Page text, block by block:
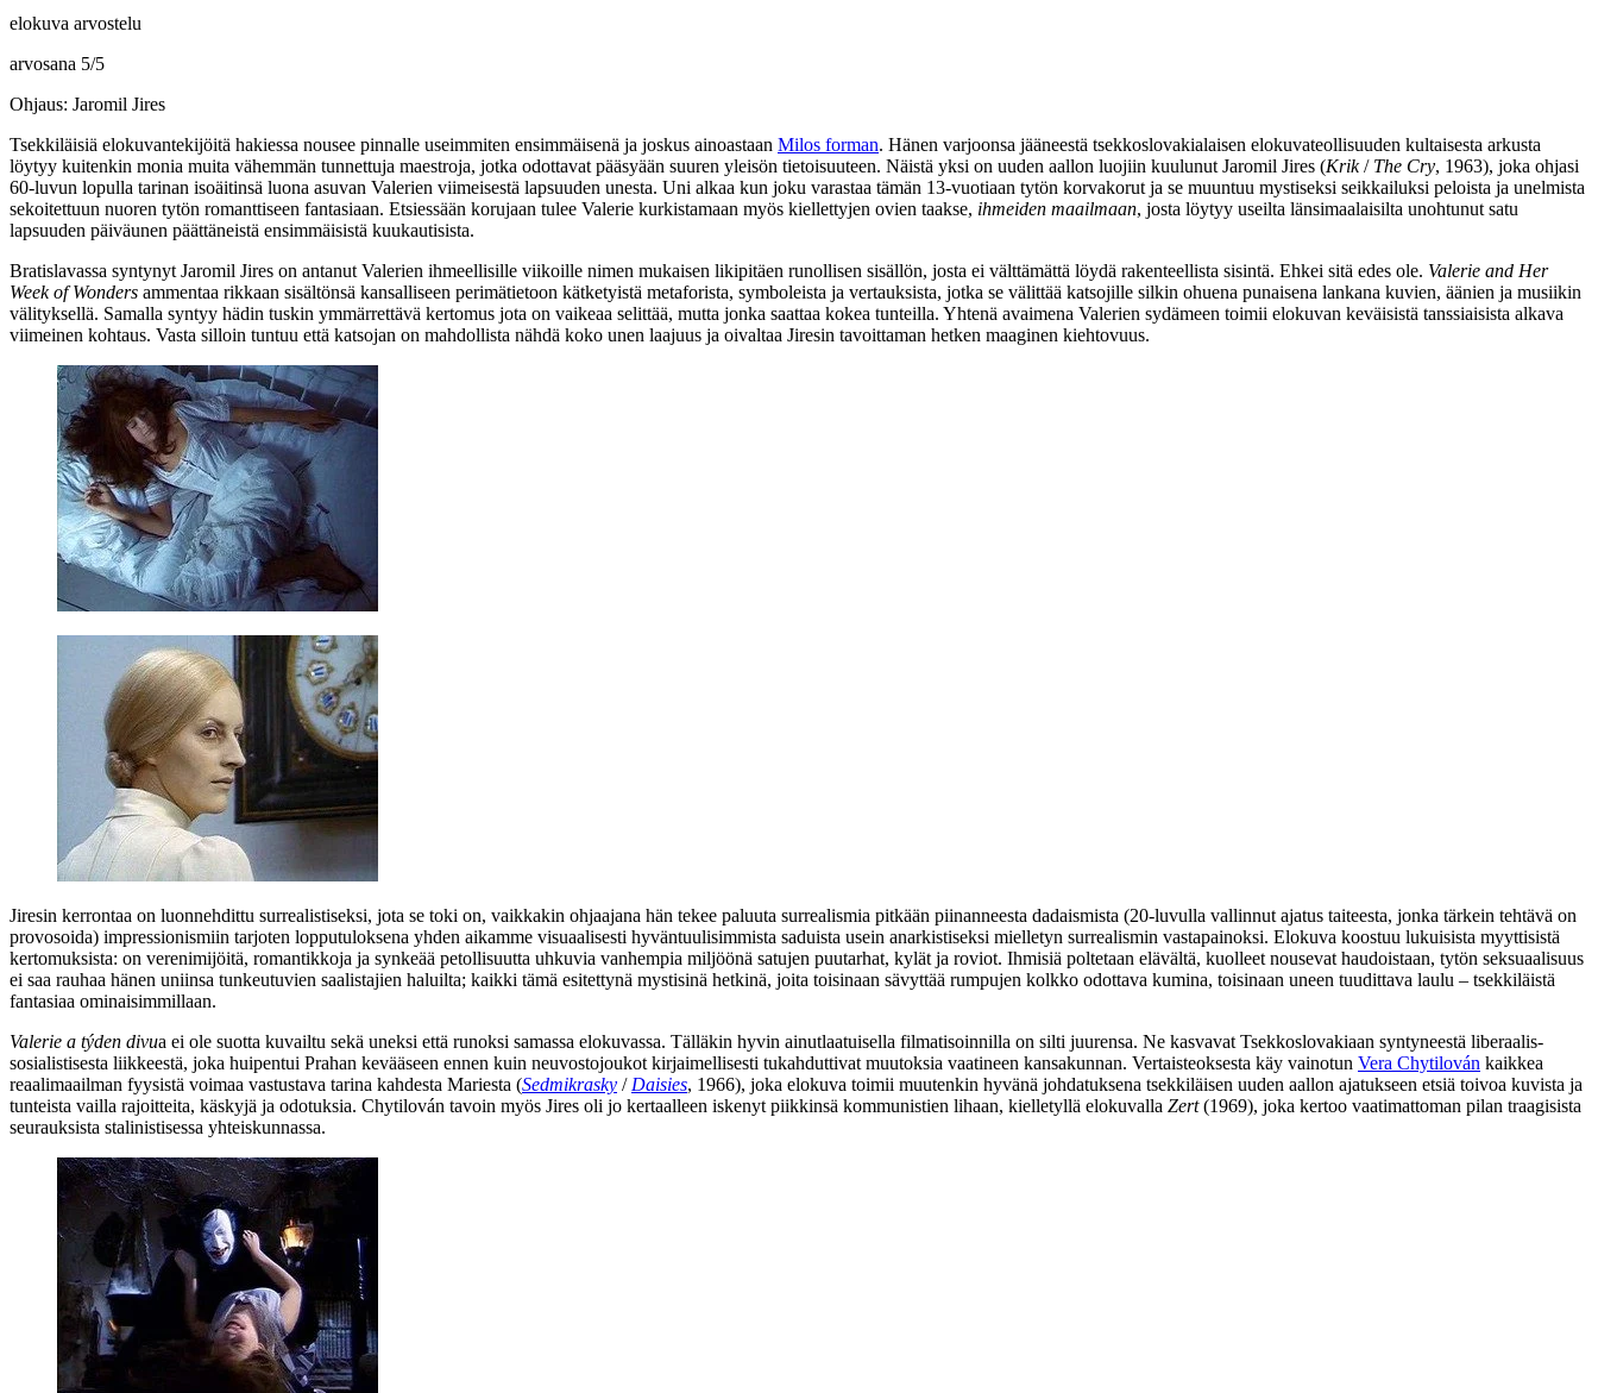
elokuva arvostelu
arvosana 5/5
Ohjaus: Jaromil Jires
Tsekkiläisiä elokuvantekijöitä hakiessa nousee pinnalle useimmiten ensimmäisenä ja joskus ainoastaan Milos forman. Hänen varjoonsa jääneestä tsekkoslovakialaisen elokuvateollisuuden kultaisesta arkusta
löytyy kuitenkin monia muita vähemmän tunnettuja maestroja, jotka odottavat pääsyään suuren yleisön tietoisuuteen. Näistä yksi on uuden aallon luojiin kuulunut Jaromil Jires (Krik/ The Cry, 1963), joka ohjasi
60‑luvun lopulla tarinan isoäitinsä luona asuvan Valerien viimeisestä lapsuuden unesta. Uni alkaa kun joku varastaa tämän 13‑vuotiaan tytön korvakorut ja se muuntuu mystiseksi seikkailuksi peloista ja unelmista
sekoitettuun nuoren tytön romanttiseen fantasiaan. Etsiessään korujaan tulee Valerie kurkistamaan myös kiellettyjen ovien taakse, ihmeiden maailmaan, josta löytyy useilta länsimaalaisilta unohtunut satu
lapsuuden päiväunen päättäneistä ensimmäisistä kuukautisista.
Bratislavassa syntynyt Jaromil Jires on antanut Valerien ihmeellisille viikoille nimen mukaisen likipitäen runollisen sisällön, josta ei välttämättä löydä rakenteellista sisintä. Ehkei sitä edes ole. Valerie and Her
Week of Wonders ammentaa rikkaan sisältönsä kansalliseen perimätietoon kätketyistä metaforista, symboleista ja vertauksista, jotka se välittää katsojille silkin ohuena punaisena lankana kuvien, äänien ja musiikin
välityksellä. Samalla syntyy hädin tuskin ymmärrettävä kertomus jota on vaikeaa selittää, mutta jonka saattaa kokea tunteilla. Yhtenä avaimena Valerien sydämeen toimii elokuvan keväisistä tanssiaisista alkava
viimeinen kohtaus. Vasta silloin tuntuu että katsojan on mahdollista nähdä koko unen laajuus ja oivaltaa Jiresin tavoittaman hetken maaginen kiehtovuus.
Jiresin kerrontaa on luonnehdittu surrealistiseksi, jota se toki on, vaikkakin ohjaajana hän tekee paluuta surrealismia pitkään piinanneesta dadaismista (20‑luvulla vallinnut ajatus taiteesta, jonka tärkein tehtävä on
provosoida) impressionismiin tarjoten lopputuloksena yhden aikamme visuaalisesti hyväntuulisimmista saduista usein anarkistiseksi mielletyn surrealismin vastapainoksi. Elokuva koostuu lukuisista myyttisistä
kertomuksista: on verenimijöitä, romantikkoja ja synkeää petollisuutta uhkuvia vanhempia miljöönä satujen puutarhat, kylät ja roviot. Ihmisiä poltetaan elävältä, kuolleet nousevat haudoistaan, tytön seksuaalisuus
ei saa rauhaa hänen uniinsa tunkeutuvien saalistajien haluilta; kaikki tämä esitettynä mystisinä hetkinä, joita toisinaan sävyttää rumpujen kolkko odottava kumina, toisinaan uneen tuudittava laulu – tsekkiläistä
fantasiaa ominaisimmillaan.
Valerie a týden divua ei ole suotta kuvailtu sekä uneksi että runoksi samassa elokuvassa. Tälläkin hyvin ainutlaatuisella filmatisoinnilla on silti juurensa. Ne kasvavat Tsekkoslovakiaan syntyneestä liberaalis-
sosialistisesta liikkeestä, joka huipentui Prahan kevääseen ennen kuin neuvostojoukot kirjaimellisesti tukahduttivat muutoksia vaatineen kansakunnan. Vertaisteoksesta käy vainotun Vera Chytilován kaikkea
reaalimaailman fyysistä voimaa vastustava tarina kahdesta Mariesta (Sedmikrasky / Daisies, 1966), joka elokuva toimii muutenkin hyvänä johdatuksena tsekkiläisen uuden aallon ajatukseen etsiä toivoa kuvista ja
tunteista vailla rajoitteita, käskyjä ja odotuksia. Chytilován tavoin myös Jires oli jo kertaalleen iskenyt piikkinsä kommunistien lihaan, kielletyllä elokuvalla Zert(1969), joka kertoo vaatimattoman pilan traagisista
seurauksista stalinistisessa yhteiskunnassa.